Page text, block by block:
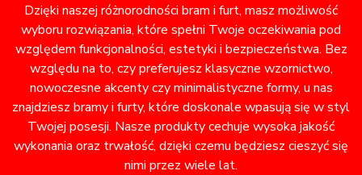
Dzięki naszej różnorodności bram i furt, masz możliwość
wyboru rozwiązania, które spełni Twoje oczekiwania pod
względem funkcjonalności, estetyki i bezpieczeństwa. Bez
względu na to, czy preferujesz klasyczne wzornictwo,
nowoczesne akcenty czy minimalistyczne formy, u nas
znajdziesz bramy i furty, które doskonale wpasują się w styl
Twojej posesji. Nasze produkty cechuje wysoka jakość
wykonania oraz trwałość, dzięki czemu będziesz cieszyć się
nimi przez wiele lat.